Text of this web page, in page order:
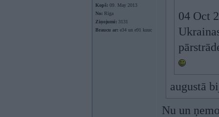
Kopš: 09. May 2013
No: Rīga
Ziņojumi: 3131
Braucu ar: e34 un e91 kuuc
04 Oct
augustā
Nu un